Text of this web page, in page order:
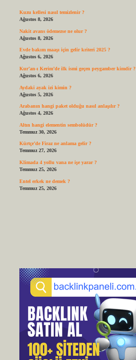
Kuzu kellesi nasıl temizlenir ?
Ağustos 8, 2026
Nakit avans ödemezse ne olur ?
Ağustos 8, 2026
Evde bakım maaşı için gelir kriteri 2025 ?
Ağustos 6, 2026
Kur’an-ı Kerim’de ilk ismi geçen peygamber kimdir ?
Ağustos 6, 2026
Aydaki ayak izi kimin ?
Ağustos 5, 2026
Arabanın hangi paket olduğu nasıl anlaşılır ?
Ağustos 4, 2026
Altın hangi elementin sembolüdür ?
Temmuz 30, 2026
Kürtçe’de Firaz ne anlama gelir ?
Temmuz 27, 2026
Klimada 4 yollu vana ne işe yarar ?
Temmuz 25, 2026
Entel erkek ne demek ?
Temmuz 25, 2026